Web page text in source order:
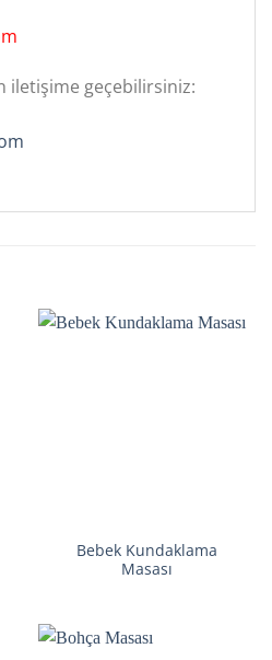
iletişime geçebilirsiniz:
Bebek Kundaklama
Masası